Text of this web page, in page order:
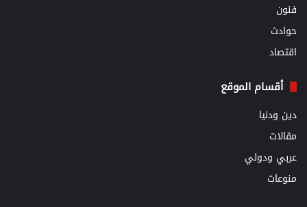
فنون
حوادث
اقتصاد
أقسام الموقع
دين ودنيا
مقالات
عربي ودولي
منوعات